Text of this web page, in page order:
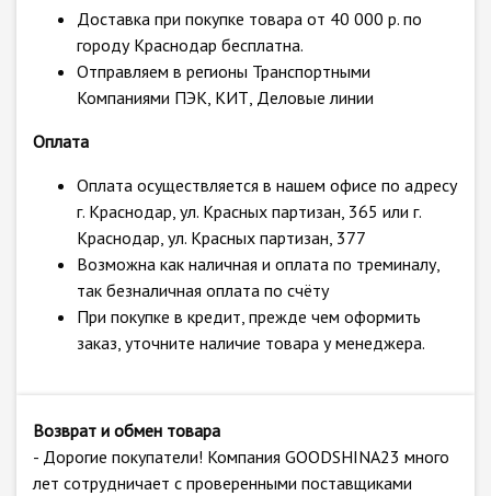
Доставка при покупке товара от 40 000 р. по
городу Краснодар бесплатна.
Отправляем в регионы Транспортными
Компаниями ПЭК, КИТ, Деловые линии
Оплата
Оплата осуществляется в нашем офисе по адресу
г. Краснодар, ул. Красных партизан, 365 или г.
Краснодар, ул. Красных партизан, 377
Возможна как наличная и оплата по треминалу,
так безналичная оплата по счёту
При покупке в кредит, прежде чем оформить
заказ, уточните наличие товара у менеджера.
Возврат и обмен товара
- Дорогие покупатели! Компания GOODSHINA23 много
лет сотрудничает с проверенными поставщиками